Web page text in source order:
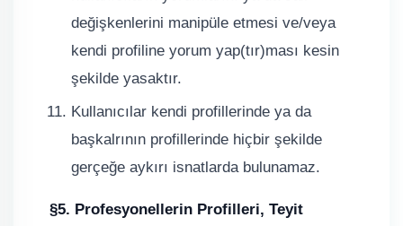
değişkenlerini manipüle etmesi ve/veya
kendi profiline yorum yap(tır)ması kesin
şekilde yasaktır.
Kullanıcılar kendi profillerinde ya da
başkalrının profillerinde hiçbir şekilde
gerçeğe aykırı isnatlarda bulunamaz.
§5. Profesyonellerin Profilleri, Teyit